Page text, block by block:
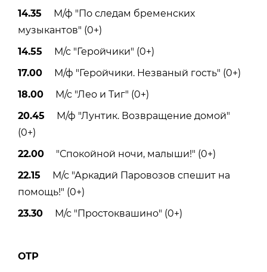
14.35 М/ф "По следам бременских
музыкантов" (0+)
14.55 М/с "Геройчики" (0+)
17.00 М/ф "Геройчики. Незваный гость" (0+)
18.00 М/с "Лео и Тиг" (0+)
20.45 М/ф "Лунтик. Возвращение домой"
(0+)
22.00 "Спокойной ночи, малыши!" (0+)
22.15 М/с "Аркадий Паровозов спешит на
помощь!" (0+)
23.30 М/с "Простоквашино" (0+)
ОТР